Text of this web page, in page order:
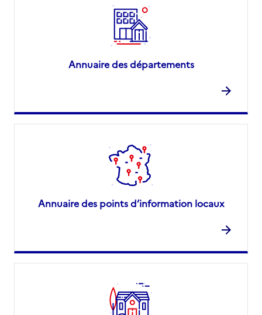
Annuaire des départements
Annuaire des points d’information locaux